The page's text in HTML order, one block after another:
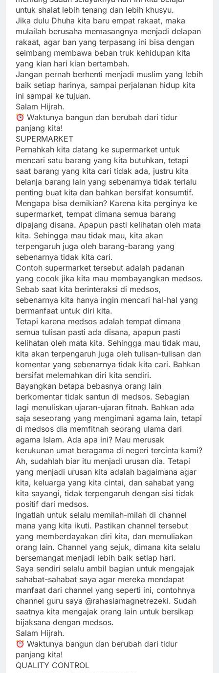
untuk shalat lebih tenang dan lebih khusyu.
Jika dulu Dhuha kita baru empat rakaat, maka
mulailah berusaha memasangnya menjadi delapan
rakaat, agar ban yang terpasang ini bisa dengan
seimbang membawa beban truk kehidupan kita
yang kian hari kian bertambah.
Jangan pernah berhenti menjadi muslim yang lebih
baik setiap harinya, sampai perjalanan hidup kita
ini sampai ke tujuan.
Salam Hijrah.
Waktunya bangun dan berubah dari tidur
panjang kita!
SUPERMARKET
Pernahkah kita datang ke supermarket untuk
mencari satu barang yang kita butuhkan, tetapi
saat barang yang kita cari tidak ada, justru kita
belanja barang lain yang sebenarnya tidak terlalu
penting buat kita dan bahkan bersifat konsumtif.
Mengapa bisa demikian? Karena kita perginya ke
supermarket, tempat dimana semua barang
dipajang disana. Apapun pasti kelihatan oleh mata
kita. Sehingga mau tidak mau, kita akan
terpengaruh juga oleh barang-barang yang
sebenarnya tidak kita cari.
Contoh supermarket tersebut adalah padanan
yang cocok jika kita mau membayangkan medsos.
Sebab saat kita berinteraksi di medsos,
sebenarnya kita hanya ingin mencari hal-hal yang
bermanfaat untuk diri kita.
Tetapi karena medsos adalah tempat dimana
semua tulisan pasti ada disana, apapun pasti
kelihatan oleh mata kita. Sehingga mau tidak mau,
kita akan terpengaruh juga oleh tulisan-tulisan dan
komentar yang sebenarnya tidak kita cari. Bahkan
bersifat melemahkan diri kita sendiri.
Bayangkan betapa bebasnya orang lain
berkomentar tidak santun di medsos. Sebagian
lagi menuliskan ujaran-ujaran fitnah. Bahkan ada
saja seseorang yang mengimani agama lain, tetapi
di medsos dia memfitnah seorang ulama dari
agama Islam. Ada apa ini? Mau merusak
kerukunan umat beragama di negeri tercinta kami?
Ah, sudahlah biar itu menjadi urusan dia. Tetapi
yang menjadi urusan kita adalah bagaimana agar
kita, keluarga yang kita cintai, dan sahabat yang
kita sayangi, tidak terpengaruh dengan sisi tidak
positif dari medsos.
Ingatlah untuk selalu memilah-milah di channel
mana yang kita ikuti. Pastikan channel tersebut
yang memberdayakan diri kita, dan memuliakan
orang lain. Channel yang sejuk, dimana kita selalu
bersemangat menjadi lebih baik setiap hari.
Saya sendiri selalu ambil bagian untuk mengajak
sahabat-sahabat saya agar mereka mendapat
manfaat dari channel yang seperti ini, contohnya
channel guru saya @rahasiamagnetrezeki. Sudah
saatnya kita mengajak orang lain untuk bersikap
bijaksana dengan medsos.
Salam Hijrah.
Waktunya bangun dan berubah dari tidur
panjang kita!
QUALITY CONTROL